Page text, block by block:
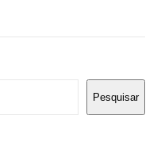
Pesquisar